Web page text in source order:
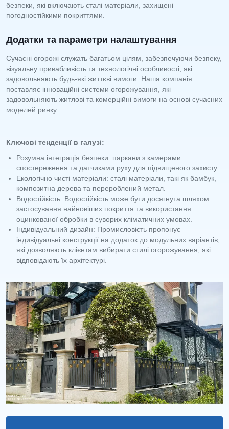
безпеки, які включають сталі матеріали, захищені
погодностійкими покриттями.
Додатки та параметри налаштування
Сучасні огорожі служать багатьом цілям, забезпечуючи безпеку,
візуальну привабливість та технологічні особливості, які
задовольняють будь-які життєві вимоги. Наша компанія
поставляє інноваційні системи огорожування, які
задовольняють житлові та комерційні вимоги на основі сучасних
моделей ринку.
Ключові тенденції в галузі:
Розумна інтеграція безпеки: паркани з камерами
спостереження та датчиками руху для підвищеного захисту.
Екологічно чисті матеріали: сталі матеріали, такі як бамбук,
композитна дерева та перероблений метал.
Водостійкість: Водостійкість може бути досягнута шляхом
застосування найновіших покриття та використання
оцинкованої обробки в суворих кліматичних умовах.
Індивідуальний дизайн: Промисловість пропонує
індивідуальні конструкції на додаток до модульних варіантів,
які дозволяють клієнтам вибирати стилі огорожування, які
відповідають їх архітектурі.